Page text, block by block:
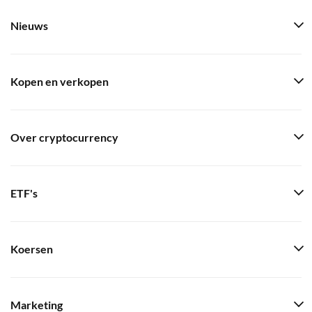
Nieuws
Kopen en verkopen
Over cryptocurrency
ETF's
Koersen
Marketing